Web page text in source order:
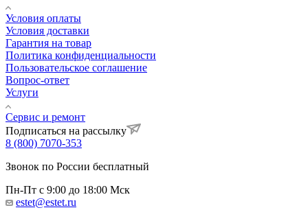
Условия оплаты
Условия доставки
Гарантия на товар
Политика конфиденциальности
Пользовательское соглашение
Вопрос-ответ
Услуги
Сервис и ремонт
Подписаться на рассылку
8 (800) 7070-353
Звонок по России бесплатный
Пн-Пт с 9:00 до 18:00 Мск
estet@estet.ru